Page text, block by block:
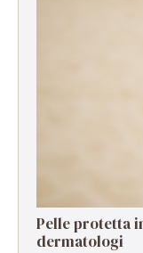
Pelle protetta
dermatologi